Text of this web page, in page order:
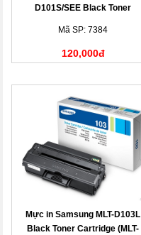
D101S/SEE Black Toner
Mã SP: 7384
120,000đ
Mực in Samsung MLT-D103L
Black Toner Cartridge (MLT-